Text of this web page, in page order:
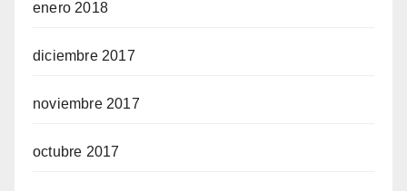
enero 2018
diciembre 2017
noviembre 2017
octubre 2017